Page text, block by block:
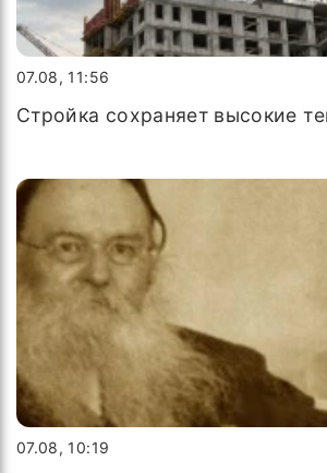
07.08, 11:56
Стройка сохраняет высокие
07.08, 10:19